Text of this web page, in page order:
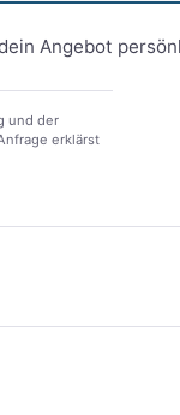
Angebot
und der
erklärst